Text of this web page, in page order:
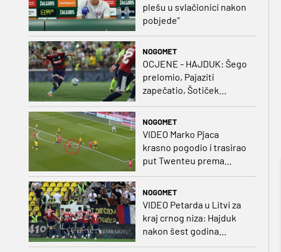
plešu u svlačionici nakon
pobjede"
NOGOMET
OCJENE - HAJDUK: Šego
prelomio, Pajaziti
zapečatio, Šotiček
NOGOMET
VIDEO Marko Pjaca
krasno pogodio i trasirao
put Twenteu prema
važnoj pobjedi
NOGOMET
VIDEO Petarda u Litvi za
kraj crnog niza: Hajduk
nakon šest godina